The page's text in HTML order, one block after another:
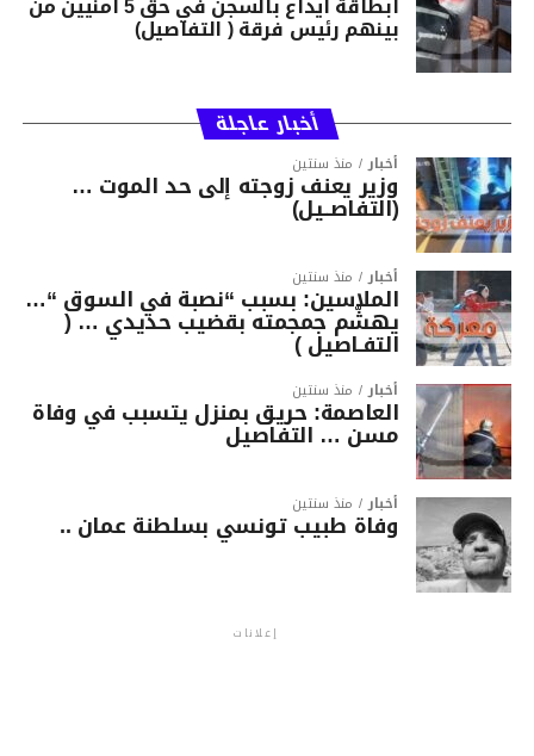
بينهم رئيس فرقة ( التفاصيل)
أخبار عاجلة
أخبار منذ سنتين
وزير يعنف زوجته إلى حد الموت …
(التفاصــيل)
أخبار منذ سنتين
الملاسين: بسبب “نصبة في السوق “…
يهشّم جمجمته بقضيب حديدي … (
التفـاصيل )
أخبار منذ سنتين
العاصمة: حريق بمنزل يتسبب في وفاة
مسن … التفاصيل
أخبار منذ سنتين
وفاة طبيب تونسي بسلطنة عمان ..
إعلانات